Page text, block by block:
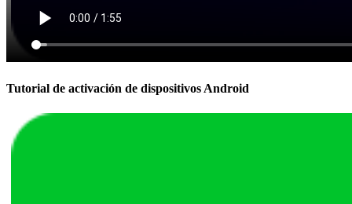
Tutorial de activación de dispositivos Android